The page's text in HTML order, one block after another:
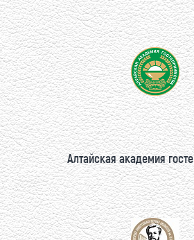
Алтайская академия